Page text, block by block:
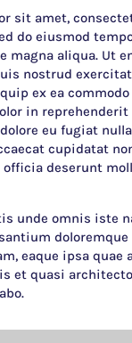
sit amet,
do eiusmod
magna aliqua. Ut
nostrud
ex ea commodo
in
eu fugiat
cupidatat
deserunt
unde omnis iste
eaque ipsa quae
et quasi